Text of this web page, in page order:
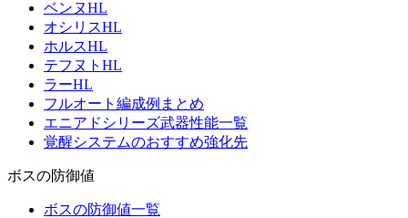
ベンヌHL
オシリスHL
ホルスHL
テフヌトHL
ラーHL
フルオート編成例まとめ
エニアドシリーズ武器性能一覧
覚醒システムのおすすめ強化先
ボスの防御値
ボスの防御値一覧